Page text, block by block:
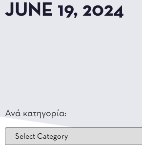
JUNE 19, 2024
Ανά κατηγορία: